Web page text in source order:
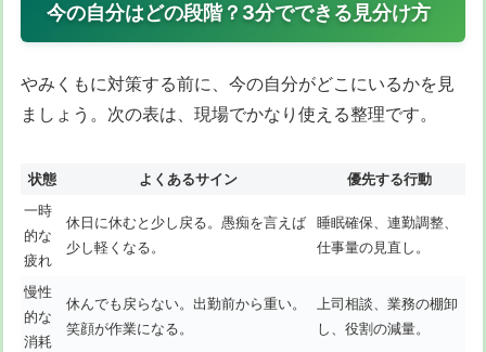
今の自分はどの段階？3分でできる見分け方
やみくもに対策する前に、今の自分がどこにいるかを見
ましょう。次の表は、現場でかなり使える整理です。
状態 よくあるサイン
優先する行動
一時
的な
疲れ
休日に休むと少し戻る。愚痴を言えば
少し軽くなる。
睡眠確保、連勤調整、
仕事量の見直し。
慢性
的な
消耗
休んでも戻らない。出勤前から重い。
笑顔が作業になる。
上司相談、業務の棚卸
し、役割の減量。